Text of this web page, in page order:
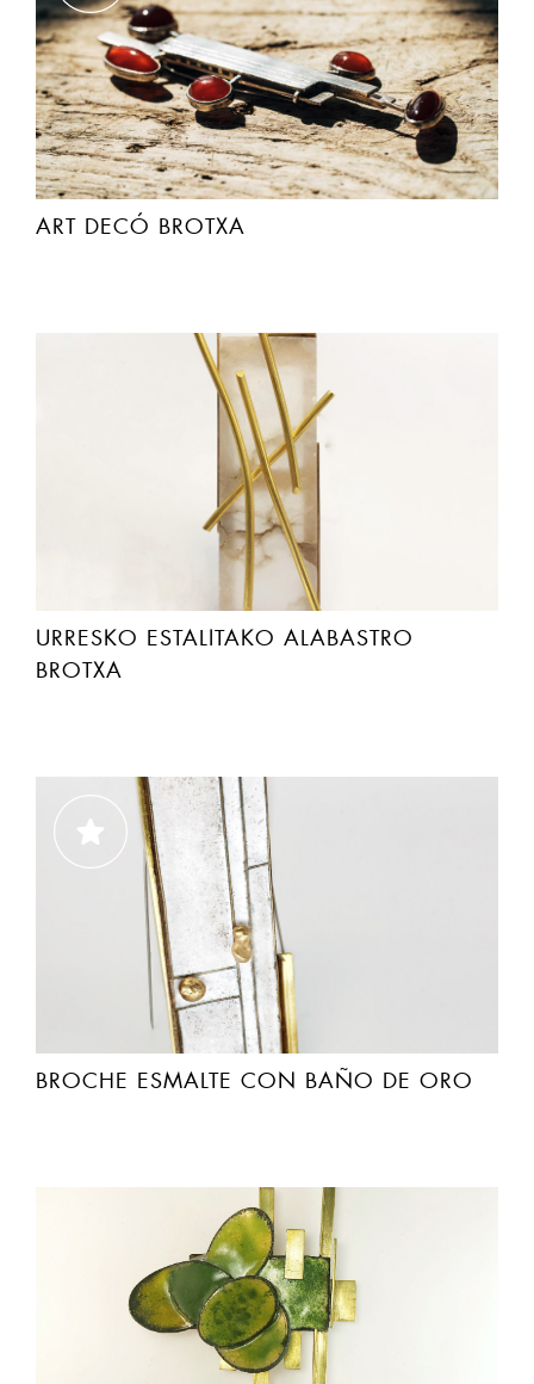
ART DECÓ BROTXA
URRESKO ESTALITAKO ALABASTRO
BROTXA
BROCHE ESMALTE CON BAÑO DE ORO